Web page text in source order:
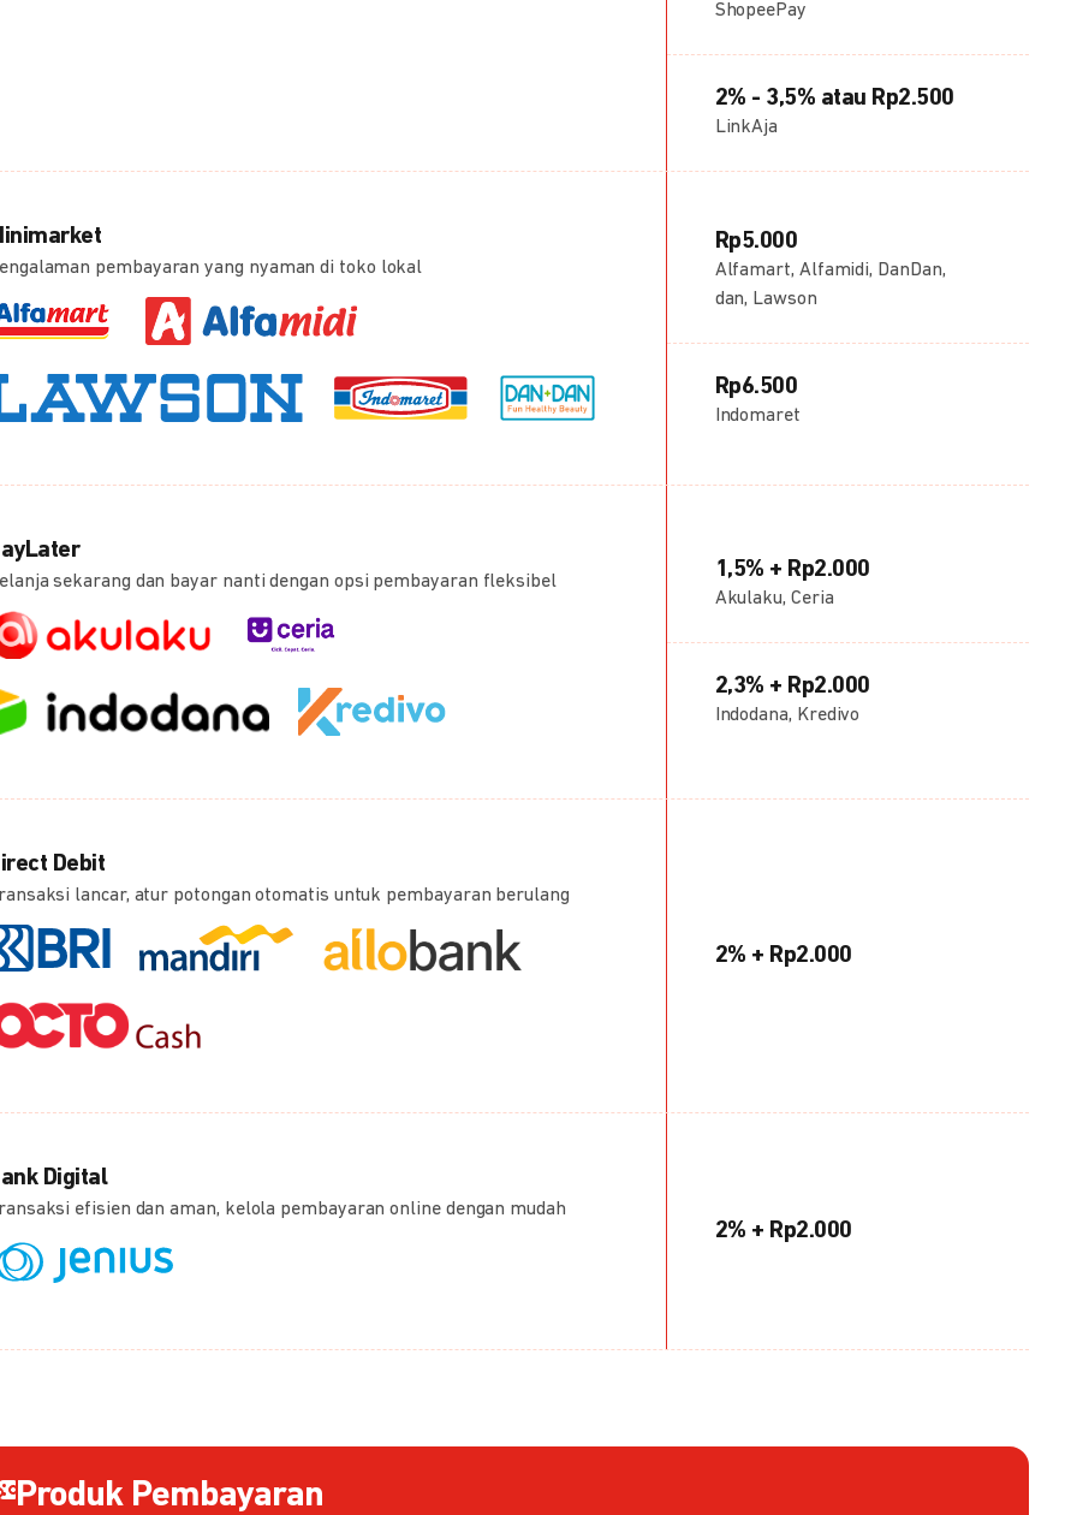
ShopeePay
2% - 3,5% atau Rp2.500
LinkAja
pembayaran yang nyaman di toko lokal
Rp5.000
Alfamart, Alfamidi, DanDan,
dan, Lawson
Rp6.500
Indomaret
sekarang dan bayar nanti dengan opsi pembayaran fleksibel
1,5% + Rp2.000
Akulaku, Ceria
2,3% + Rp2.000
Indodana, Kredivo
Debit
lancar, atur potongan otomatis untuk pembayaran berulang
2% + Rp2.000
Digital
efisien dan aman, kelola pembayaran online dengan mudah
2% + Rp2.000
Produk Pembayaran